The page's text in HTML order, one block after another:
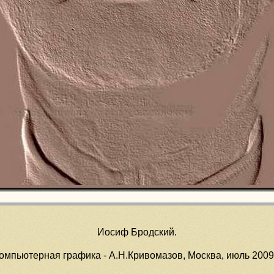
Иосиф Бродский.
графика - А.Н.Кривомазов, Москва, июль 2009